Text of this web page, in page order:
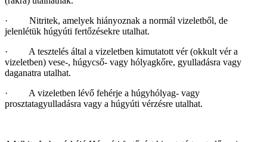
· Nitritek, amelyek hiányoznak a normál vizeletből, de
jelenlétük húgyúti fertőzésekre utalhat.
· A tesztelés által a vizeletben kimutatott vér (okkult vér a
vizeletben) vese-, húgycső- vagy hólyagkőre, gyulladásra vagy
daganatra utalhat.
· A vizeletben lévő fehérje a húgyhólyag- vagy
prosztatagyulladásra vagy a húgyúti vérzésre utalhat.